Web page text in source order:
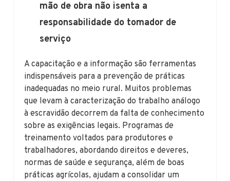
mão de obra não isenta a
responsabilidade do tomador de
serviço
A capacitação e a informação são ferramentas
indispensáveis para a prevenção de práticas
inadequadas no meio rural. Muitos problemas
que levam à caracterização do trabalho análogo
à escravidão decorrem da falta de conhecimento
sobre as exigências legais. Programas de
treinamento voltados para produtores e
trabalhadores, abordando direitos e deveres,
normas de saúde e segurança, além de boas
práticas agrícolas, ajudam a consolidar um